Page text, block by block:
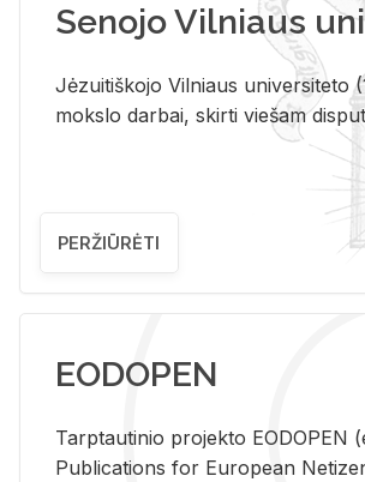
Senojo Vilniaus
Jėzuitiškojo Vilniaus universiteto
mokslo darbai, skirti viešam
PERŽIŪRĖTI
EODOPEN
Tarp­tau­ti­nio pro­jek­to EO­DO­PEN
Pub­li­ca­tions for Eu­ro­pe­an